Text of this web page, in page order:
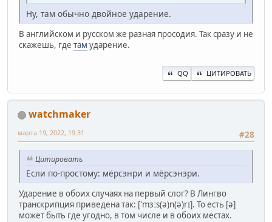
Ну, там обычно двойное ударение.
В английском и русском же разная просодия. Так сразу и не
скажешь, где там ударение.
QQ ЦИТИРОВАТЬ
watchmaker
#28
марта 19, 2022, 19:31
Цитировать
Если по-простому: мёрсэнри и мёрсэнэри.
Ударение в обоих случаях на первый слог? В Лингво
транскрипция приведена так: ['mɜːs(ə)n(ə)rɪ]. То есть [ə]
может быть где угодно, в том числе и в обоих местах.